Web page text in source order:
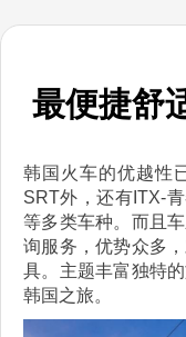
最便捷舒
韩国火车的优越性
SRT外，还有ITX-
等多类车种。而且
询服务，优势众多
具。主题丰富独特
韩国之旅。